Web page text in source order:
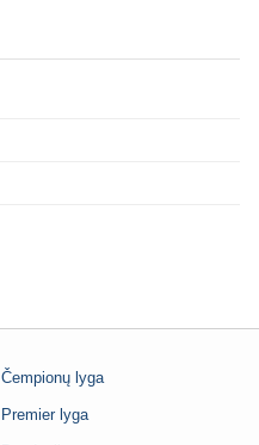
Čempionų lyga
Premier lyga